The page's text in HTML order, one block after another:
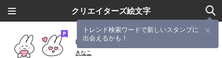
クリエイターズ絵文字
トレンド検索ワードで新しいスタンプに
出会えるかも！
◎しろうさ◎ #5
きなこ